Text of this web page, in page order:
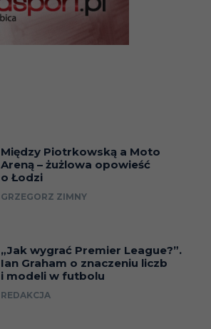
Między Piotrkowską a Moto
Areną – żużlowa opowieść
o Łodzi
GRZEGORZ ZIMNY
„Jak wygrać Premier League?”.
Ian Graham o znaczeniu liczb
i modeli w futbolu
REDAKCJA